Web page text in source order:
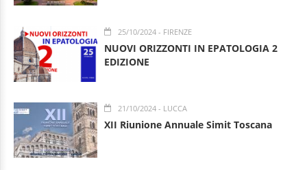
25/10/2024 - FIRENZE
NUOVI ORIZZONTI IN EPATOLOGIA 2
EDIZIONE
21/10/2024 - LUCCA
XII Riunione Annuale Simit Toscana